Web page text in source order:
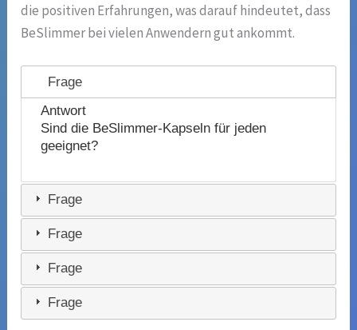
die positiven Erfahrungen, was darauf hindeutet, dass
BeSlimmer bei vielen Anwendern gut ankommt.
Frage
Antwort
Sind die BeSlimmer-Kapseln für jeden
geeignet?
Frage
Frage
Frage
Frage